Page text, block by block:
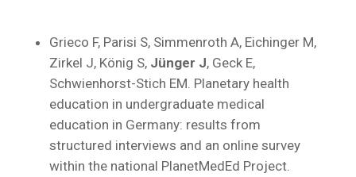
Grieco F, Parisi S, Simmenroth A, Eichinger M,
Zirkel J, König S, Jünger J, Geck E,
Schwienhorst-Stich EM. Planetary health
education in undergraduate medical
education in Germany: results from
structured interviews and an online survey
within the national PlanetMedEd Project.